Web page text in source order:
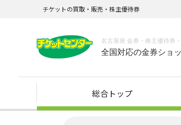
チケットの買取・販売・株主優待券
名古屋発 金券・株主優待券
全国対応の金券ショ
総合トップ